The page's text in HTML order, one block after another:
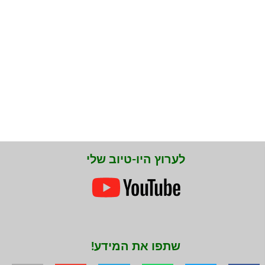
לערוץ היו-טיוב שלי
שתפו את המידע!